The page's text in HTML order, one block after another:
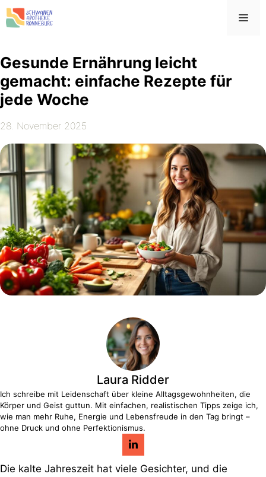
Zum
Inhalt
Gesunde Ernährung leicht
gemacht: einfache Rezepte für
jede Woche
28. November 2025
Laura Ridder
Ich schreibe mit Leidenschaft über kleine Alltagsgewohnheiten, die
Körper und Geist guttun. Mit einfachen, realistischen Tipps zeige ich,
wie man mehr Ruhe, Energie und Lebensfreude in den Tag bringt –
ohne Druck und ohne Perfektionismus.
Die kalte Jahreszeit hat viele Gesichter, und die